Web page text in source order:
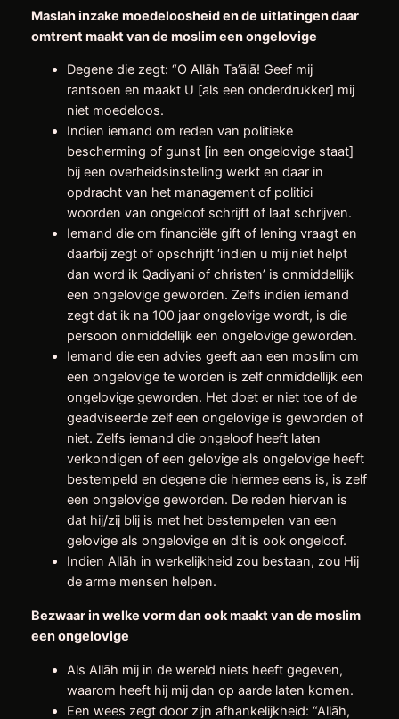
Maslah inzake moedeloosheid en de uitlatingen daar
omtrent maakt van de moslim een ongelovige
Degene die zegt: “O Allāh Ta’ālā! Geef mij
rantsoen en maakt U [als een onderdrukker] mij
niet moedeloos.
Indien iemand om reden van politieke
bescherming of gunst [in een ongelovige staat]
bij een overheidsinstelling werkt en daar in
opdracht van het management of politici
woorden van ongeloof schrijft of laat schrijven.
Iemand die om financiële gift of lening vraagt en
daarbij zegt of opschrijft ‘indien u mij niet helpt
dan word ik Qadiyani of christen’ is onmiddellijk
een ongelovige geworden. Zelfs indien iemand
zegt dat ik na 100 jaar ongelovige wordt, is die
persoon onmiddellijk een ongelovige geworden.
Iemand die een advies geeft aan een moslim om
een ongelovige te worden is zelf onmiddellijk een
ongelovige geworden. Het doet er niet toe of de
geadviseerde zelf een ongelovige is geworden of
niet. Zelfs iemand die ongeloof heeft laten
verkondigen of een gelovige als ongelovige heeft
bestempeld en degene die hiermee eens is, is zelf
een ongelovige geworden. De reden hiervan is
dat hij/zij blij is met het bestempelen van een
gelovige als ongelovige en dit is ook ongeloof.
Indien Allāh in werkelijkheid zou bestaan, zou Hij
de arme mensen helpen.
Bezwaar in welke vorm dan ook maakt van de moslim
een ongelovige
Als Allāh mij in de wereld niets heeft gegeven,
waarom heeft hij mij dan op aarde laten komen.
Een wees zegt door zijn afhankelijkheid: “Allāh,